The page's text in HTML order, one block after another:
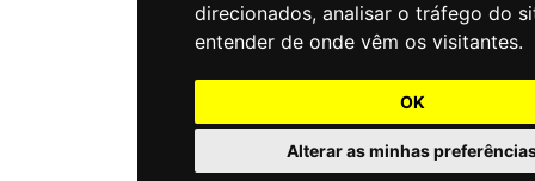
direcionados, analisar o tráfego do
entender de onde vêm os visitantes.
OK
Alterar as minhas